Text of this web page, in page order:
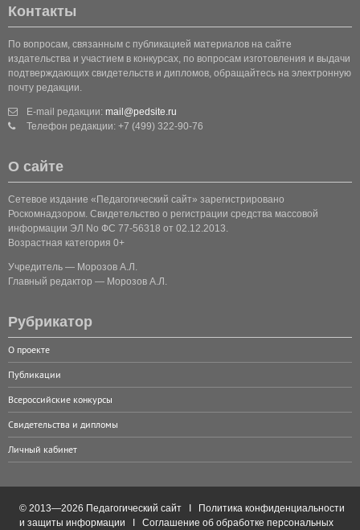
Контакты
По вопросам, связанным с публикацией материалов на сайте
издательства и участием в конкурсах, по вопросам изготовления и выдачи
подтверждающих свидетельств и дипломов, обращайтесь на электронную
почту редакции.
E-mail редакции: mail@pedsite.ru
Телефон редакции: +7 (499) 322-90-76
О сайте
Сетевое издание «Педагогический сайт» зарегистрировано
Роскомнадзором. Свидетельство о регистрации средства массовой
информации ЭЛ No ФС 77-56318 от 02.12.2013.
Возрастная категория 0+
Учредитель — Морозов А.Л.
Главный редактор — Морозов А.Л.
Рубрикатор
О проекте
Публикации
Всероссийские конкурсы
Свидетельства и дипломы
Личный кабинет
© 2013—2026 Педагогический сайт I
Политика конфиденциальности
и защиты информации
Соглашение об обработке персональных